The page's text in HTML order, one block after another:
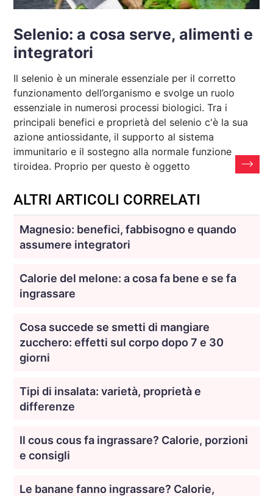
Selenio: a cosa serve, alimenti e
integratori
Il selenio è un minerale essenziale per il corretto
funzionamento dell’organismo e svolge un ruolo
essenziale in numerosi processi biologici. Tra i
principali benefici e proprietà del selenio c'è la sua
azione antiossidante, il supporto al sistema
immunitario e il sostegno alla normale funzione
tiroidea. Proprio per questo è oggetto
ALTRI ARTICOLI CORRELATI
Magnesio: benefici, fabbisogno e quando
assumere integratori
Calorie del melone: a cosa fa bene e se fa
ingrassare
Cosa succede se smetti di mangiare
zucchero: effetti sul corpo dopo 7 e 30
giorni
Tipi di insalata: varietà, proprietà e
differenze
Il cous cous fa ingrassare? Calorie, porzioni
e consigli
Le banane fanno ingrassare? Calorie,